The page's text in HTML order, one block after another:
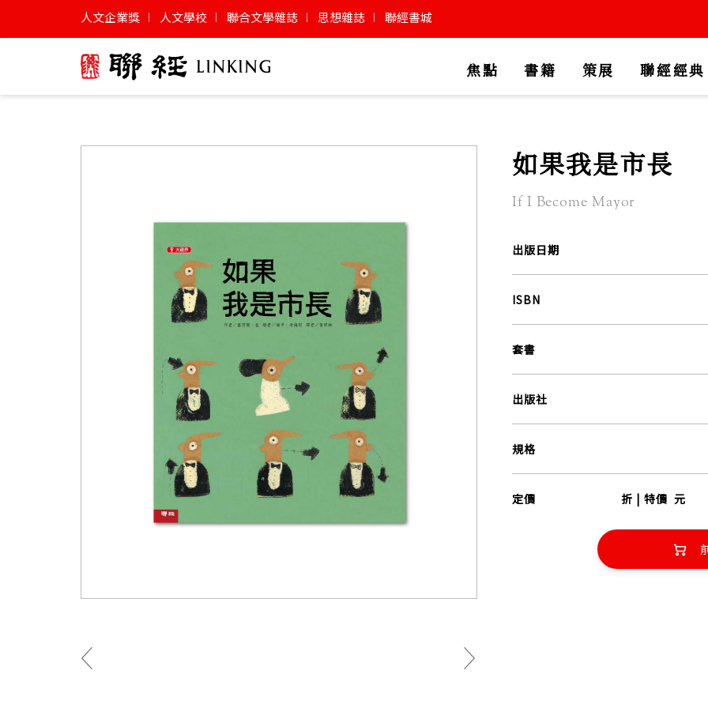
人文企業獎 人文學校 聯合文學雜誌 思想雜誌 聯經書城
焦點 書籍 策展 聯經經典
如果我是市長
If I Become Mayor
出版日期
ISBN
套書
出版社
規格
定價 折 | 特價 元